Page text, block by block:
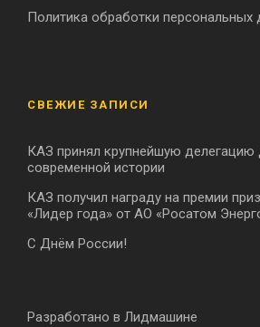
Политика обработки персональных
СВЕЖИЕ ЗАПИСИ
КАЗ принял крупнейшую делегацию
современной истории
КАЗ получил награду на премии
«Лидер года» от АО «Росатом
С Днём России!
Разработано в Лидмашине